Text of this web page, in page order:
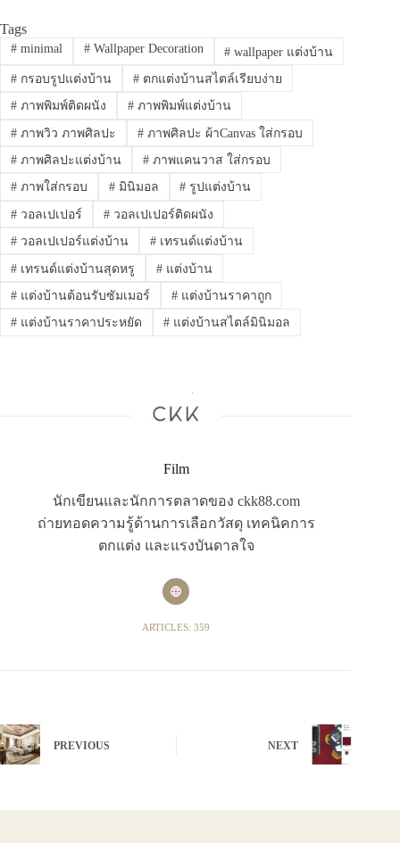
Tags
#minimal #Wallpaper Decoration # wallpaper แต่งบ้าน
#กรอบรูปแต่งบ้าน #ตกแต่งบ้านสไตล์เรียบง่าย
#ภาพพิมพ์ติดผนัง #ภาพพิมพ์แต่งบ้าน
#ภาพวิว ภาพศิลปะ #ภาพศิลปะ ผ้าCanvas ใส่กรอบ
#ภาพศิลปะแต่งบ้าน #ภาพแคนวาส ใส่กรอบ
#ภาพใส่กรอบ #มินิมอล # รูปแต่งบ้าน
#วอลเปเปอร์ #วอลเปเปอร์ติดผนัง
#วอลเปเปอร์แต่งบ้าน #เทรนด์แต่งบ้าน
#เทรนด์แต่งบ้านสุดหรู #แต่งบ้าน
#แต่งบ้านต้อนรับซัมเมอร์ #แต่งบ้านราคาถูก
#แต่งบ้านราคาประหยัด #แต่งบ้านสไตล์มินิมอล
Film
นักเขียนและนักการตลาดของ ckk88.com
ถ่ายทอดความรู้ด้านการเลือกวัสดุ เทคนิคการ
ตกแต่ง และแรงบันดาลใจ
ARTICLES: 359
PREVIOUS NEXT